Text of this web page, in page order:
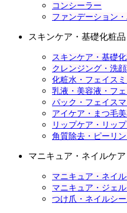
コンシーラー
ファンデーション
スキンケア・基礎化粧品
スキンケア・基礎
クレンジング・洗
化粧水・フェイス
乳液・美容液・フ
パック・フェイス
アイケア・まつ毛
リップケア・リッ
角質除去・ピーリ
マニキュア・ネイルケア
マニキュア・ネイ
マニキュア・ジェ
つけ爪・ネイルシ